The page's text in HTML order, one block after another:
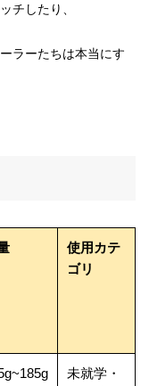
チしたり、
ラーたちは本当にす
使用カテ
ゴリ
未就学・